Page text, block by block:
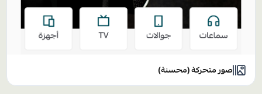
صور متحركة (محسنة)